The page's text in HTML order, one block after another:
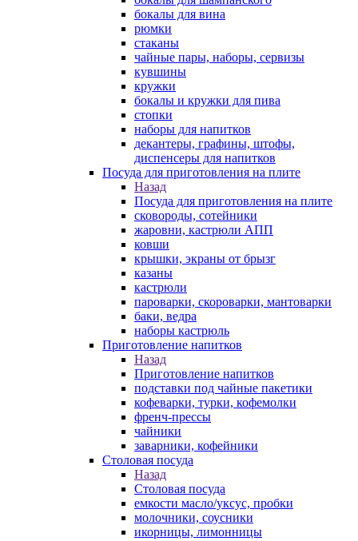
бокалы для вина
рюмки
стаканы
чайные пары, наборы, сервизы
кувшины
кружки
бокалы и кружки для пива
стопки
наборы для напитков
декантеры, графины, штофы,
диспенсеры для напитков
Посуда для приготовления на плите
Назад
Посуда для приготовления на плите
сковороды, сотейники
жаровни, кастрюли АПП
ковши
крышки, экраны от брызг
казаны
кастрюли
пароварки, скороварки, мантоварки
баки, ведра
наборы кастрюль
Приготовление напитков
Назад
Приготовление напитков
подставки под чайные пакетики
кофеварки, турки, кофемолки
френч-прессы
чайники
заварники, кофейники
Столовая посуда
Назад
Столовая посуда
емкости масло/уксус, пробки
молочники, соусники
икорницы, лимонницы